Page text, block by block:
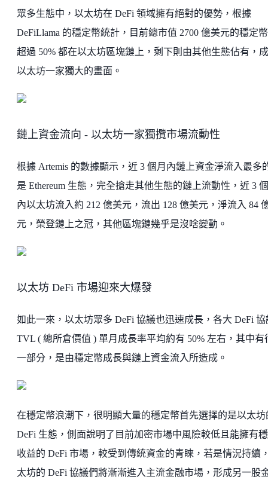
眾多生態中，以太坊在 DeFi 領域擁有絕對的優勢，根據
DeFiLlama 的穩定幣統計，目前總市值 2700 億美元的穩定
超過 50% 都在以太坊區塊鏈上，剩下則由其他生態佔有，
以太坊一家獨大的畫面。
鏈上資金流向 - 以太坊一家獨攬市場流動性
根據 Artemis 的數據顯示，近 3 個月內鏈上資金淨流入最多
是 Ethereum 生態，完全搶走其他生態的鏈上流動性，近 3
內以太坊流入約 212 億美元，流出 128 億美元，淨流入 84
元，榮登鏈上之冠，其他區塊鏈幾乎是沒啥變動。
以太坊 DeFi 市場迎來大爆發
如此一來，以太坊眾多 DeFi 協議也迅速成長，各大 DeFi 協
TVL ( 總所倉價值 ) 單月成長率平均約有 50% 左右，其中有
一部分，是由穩定幣成長與鏈上資金流入所造成。
在穩定幣浪潮下，很明顯大量的穩定幣首先選擇的是以太坊
DeFi 生態，側面說明了目前加密市場中風險較低且能擁有
收益的 DeFi 市場，較受到傳統資金的青睞，若是情況持續
太坊的 DeFi 協議們將漸漸進入主流金融市場，形成另一股